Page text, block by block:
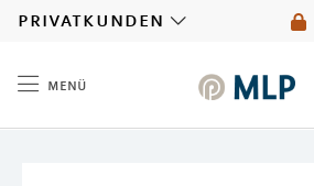
privatkunden
menü